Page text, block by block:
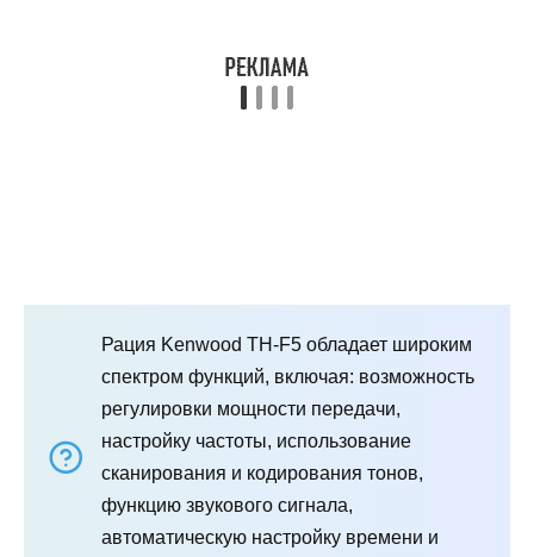
Рация Kenwood TH-F5 обладает широким
спектром функций, включая: возможность
регулировки мощности передачи,
настройку частоты, использование
сканирования и кодирования тонов,
функцию звукового сигнала,
автоматическую настройку времени и